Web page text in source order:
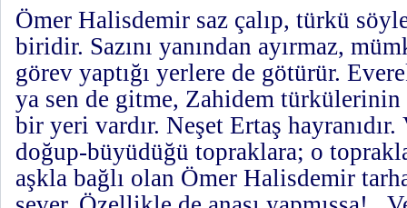
Ömer Halisdemir saz çalıp, türkü
biridir. Sazını yanından ayırmaz,
görev yaptığı yerlere de götürür.
ya sen de gitme, Zahidem türkülerinin
bir yeri vardır. Neşet Ertaş
doğup-büyüdüğü topraklara; o
aşkla bağlı olan Ömer Halisdemir